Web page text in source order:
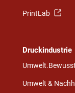
PrintLab
Druckindustrie
Umwelt &